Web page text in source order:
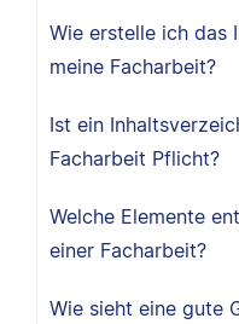
Wie erstelle ich das
meine Facharbeit?
Ist ein
Facharbeit Pflicht?
Welche Elemente
einer Facharbeit?
Wie sieht eine gute